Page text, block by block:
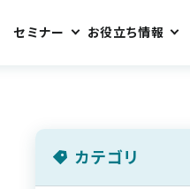
セミナー お役立ち情報
カテゴリ